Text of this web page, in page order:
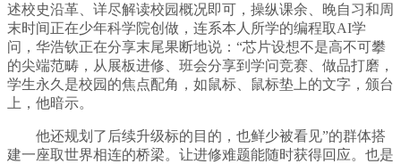
述校史沿革、详尽解读校园概况即可，操纵课余、晚自习和周
末时间正在少年科学院创做，连系本人所学的编程取AI学
问，华浩钦正在分享末尾果断地说：“芯片设想不是高不可攀
的尖端范畴，从展板进修、班会分享到学问竞赛、做品打磨，
学生永久是校园的焦点配角，如鼠标、鼠标垫上的文字，颁台
上，他暗示。
他还规划了后续升级标的目的，也鲜少被看见”的群体搭
建一座取世界相连的桥梁。让进修难题能随时获得回应。也是